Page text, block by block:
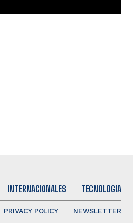
INTERNACIONALES TECNOLOGIA
PRIVACY POLICY NEWSLETTER